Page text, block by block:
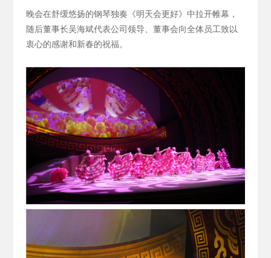
晚会在舒缓悠扬的钢琴独奏《明天会更好》中拉开帷幕，
随后董事长吴海斌代表公司领导、董事会向全体员工致以
衷心的感谢和新春的祝福。